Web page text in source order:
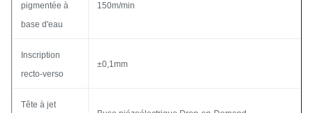
pigmentée à
base d'eau
150m/min
Inscription
recto-verso
±0,1mm
Tête à jet